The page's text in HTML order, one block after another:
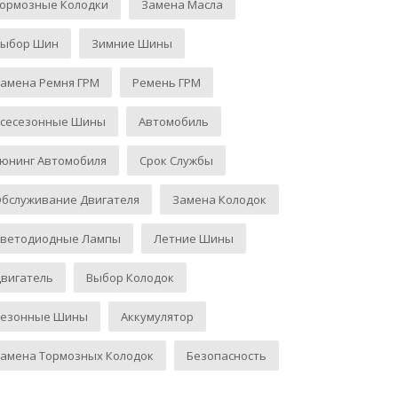
Колодки Замена Масла
Шин Зимние Шины
Ремня ГРМ Ремень ГРМ
Шины Автомобиль
Автомобиля Срок Службы
Двигателя Замена Колодок
Лампы Летние Шины
Выбор Колодок
Шины Аккумулятор
Тормозных Колодок Безопасность